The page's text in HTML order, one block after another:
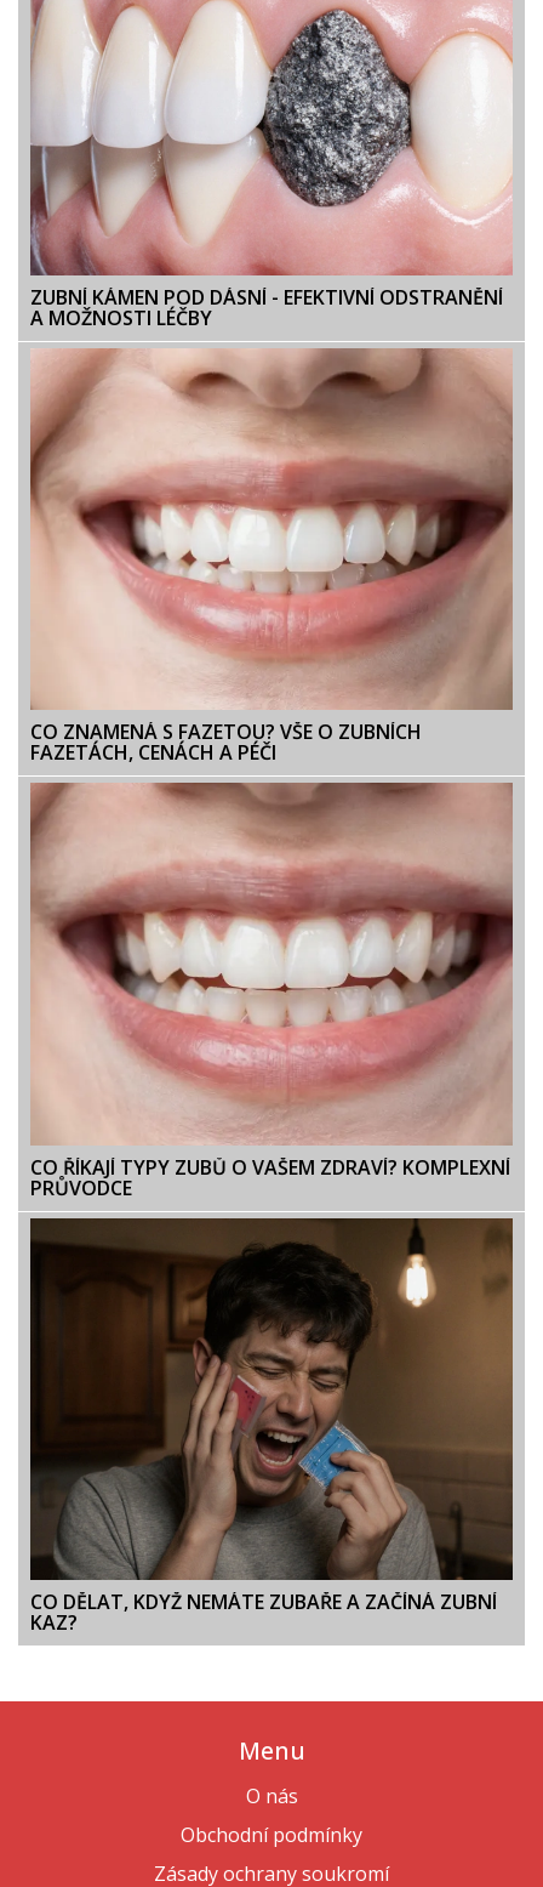
ZUBNÍ KÁMEN POD DÁSNÍ - EFEKTIVNÍ ODSTRANĚNÍ
A MOŽNOSTI LÉČBY
CO ZNAMENÁ S FAZETOU? VŠE O ZUBNÍCH
FAZETÁCH, CENÁCH A PÉČI
CO ŘÍKAJÍ TYPY ZUBŮ O VAŠEM ZDRAVÍ? KOMPLEXNÍ
PRŮVODCE
CO DĚLAT, KDYŽ NEMÁTE ZUBAŘE A ZAČÍNÁ ZUBNÍ
KAZ?
Menu
O nás
Obchodní podmínky
Zásady ochrany soukromí